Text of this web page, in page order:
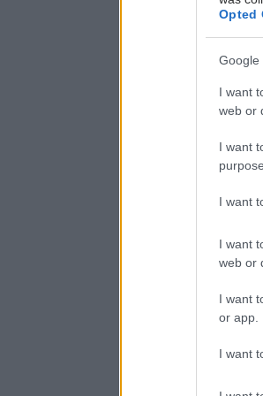
Opted
Google
I want
web or
I want
I want
I want
web or
I want
or app.
I want